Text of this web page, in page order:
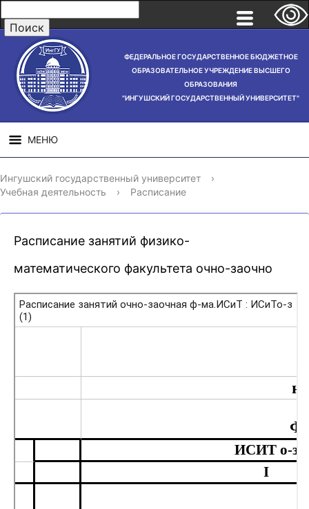
ФЕДЕРАЛЬНОЕ ГОСУДАРСТВЕННОЕ БЮДЖЕТНОЕ
ОБРАЗОВАТЕЛЬНОЕ УЧРЕЖДЕНИЕ ВЫСШЕГО
ОБРАЗОВАНИЯ
"ИНГУШСКИЙ ГОСУДАРСТВЕННЫЙ УНИВЕРСИТЕТ"
МЕНЮ
СВЕДЕНИЯ ОБ
ОБРАЗОВАТЕЛЬНОЙ
НАУЧНАЯ
ДЕЯТЕЛЬНОСТЬ
Ингушский государственный университет
›
Учебная деятельность
› Расписание
Расписание занятий физико-
математического факультета очно-заочно